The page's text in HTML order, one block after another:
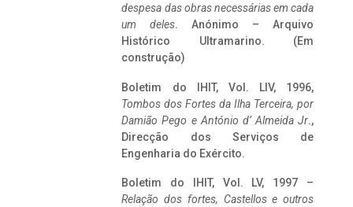
despesa das obras necessárias em cada
um deles. Anónimo – Arquivo
Histórico Ultramarino. (Em
construção)
Boletim do IHIT, Vol. LIV, 1996,
Tombos dos Fortes da Ilha Terceira, por
Damião Pego e António d’ Almeida Jr.,
Direcção dos Serviços de
Engenharia do Exército.
Boletim do IHIT, Vol. LV, 1997 –
Relação dos fortes, Castellos e outros